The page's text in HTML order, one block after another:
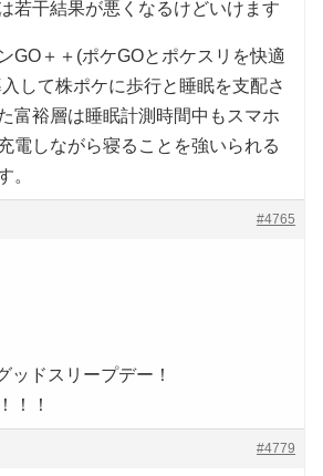
若干結果が悪くなるけどいけます
GO＋＋(ポケGOとポケスリを快適
して株ポケに歩行と睡眠を支配さ
富裕層は睡眠計測時間中もスマホ
電しながら寝ることを強いられる
。
#4765
ッドスリープデー！
！！
#4779